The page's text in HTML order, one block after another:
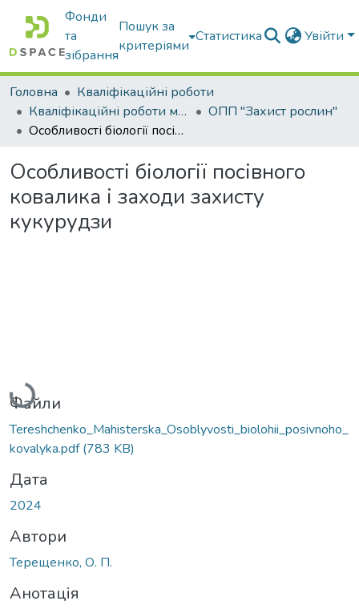
Фонди
та
зібрання
Пошук за
критеріями
Статистика Увійти
Головна
Кваліфікаційні роботи
Кваліфікаційні роботи магістрів
ОПП "Захист рослин"
Особливості біології посівного ковалика і заходи захисту кукурудзи
Особливості біології посівного
ковалика і заходи захисту
кукурудзи
Вантажиться...
Файли
Tereshchenko_Mahisterska_Osoblyvosti_biolohii_posivnoho_
kovalyka.pdf(783 KB)
Дата
2024
Автори
Терещенко, О. П.
Анотація